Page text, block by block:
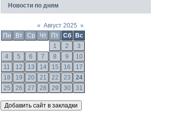
Новости по дням
« Август 2025 »
Пн
Вт Ср Чт Пт Сб
Вс
1
2
3
4
5 6 7 8 9
10
11
12 13 14 15 16
17
18
19 20 21 22 23
24
25
26 27 28 29 30 31